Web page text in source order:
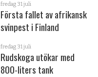
fredag 31 juli
Första fallet av afrikansk
svinpest i Finland
fredag 31 juli
Rudskoga utökar med
800-liters tank